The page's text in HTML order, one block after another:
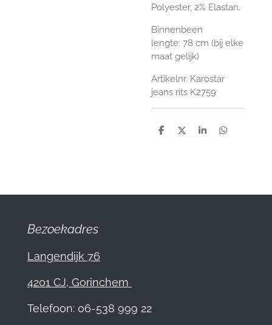
Polyester, 2% Elastan.
Binnenbeen
lengte: 78 cm (bij elke
maat gelijk)
Artikelnr. Karostar
jeans rits K2759
D
D
S
D
Bezoekadres
Langendijk 76
4201 CJ, Gorinchem
Telefoon: 06-538 999 22